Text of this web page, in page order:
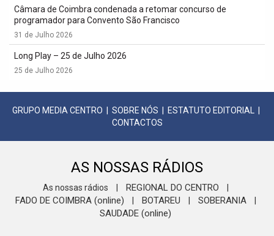
Câmara de Coimbra condenada a retomar concurso de
programador para Convento São Francisco
31 de Julho 2026
Long Play – 25 de Julho 2026
25 de Julho 2026
GRUPO MEDIA CENTRO SOBRE NÓS ESTATUTO EDITORIAL
CONTACTOS
AS NOSSAS RÁDIOS
As nossas rádios REGIONAL DO CENTRO
FADO DE COIMBRA (online) BOTAREU SOBERANIA
SAUDADE (online)